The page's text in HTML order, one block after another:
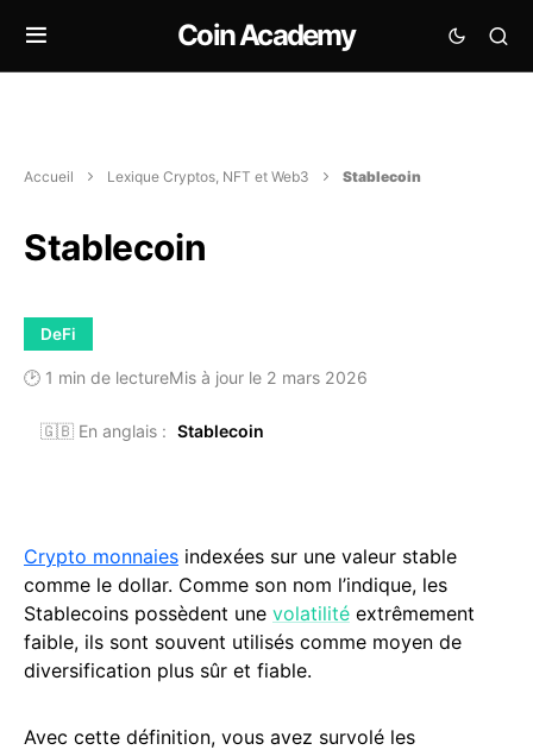
Coin Academy
Accueil Lexique Cryptos, NFT et Web3 Stablecoin
Stablecoin
DeFi
🕑 1 min de lectureMis à jour le 2 mars 2026
🇬🇧 En anglais : Stablecoin
Crypto monnaies indexées sur une valeur stable
comme le dollar. Comme son nom l’indique, les
Stablecoins possèdent une volatilité extrêmement
faible, ils sont souvent utilisés comme moyen de
diversification plus sûr et fiable.
Avec cette définition, vous avez survolé les